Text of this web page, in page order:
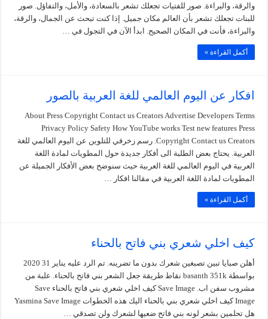
والرقة، والبراءة. صور للفتيات تجعلك تشعر بالسعادة، والأمل، والتفاؤل. صور
للبنات تجعلك تشعر بأن العالم مكان جميل. إذا كنت تبحث عن الجمال، والرقة،
والبراءة، فأنت في المكان الصحيح. ابدأ الآن في التجول في …
أكمل القراءة »
افكار عن اليوم العالمي للغة العربية بالصور
About Press Copyright Contact us Creators Advertise Developers Terms
Privacy Policy Safety How YouTube works Test new features Press
Copyright Contact us Creators. رسم زخرفي للتلوين عن اليوم العالمي للغة
العربية. يحتاج بعض الطلبة الى أفكار جديدة حول المطويات لمادة اللغة
العربية في اليوم العالمي للغة العربية حيث سنوضح بعض الأفكار الجميلة عن
المطويات لمادة اللغة العربية في مقالنا افكار …
أكمل القراءة »
كيف اخلي شعري بني فاتح بالحناء
أهلن صبايا تبين تصبغين شعرك بدون ما تضرينه. تم الرد عليه يناير 31 2020
بواسطة basanth 351k نقاط طريقة جعل الشعر بني فاتح بالحناء. علبة من
مشروب سفن اب. Save Image كيف اخلي شعري بني فاتح بالحناء Save
Image كيف اخلي شعري بني بالحناء اليك هذه الخطوات Yasmina Save Image
هل تحلمين بشعر لونه بني فاتح ضعيها لشعرك ولن تصدقي …